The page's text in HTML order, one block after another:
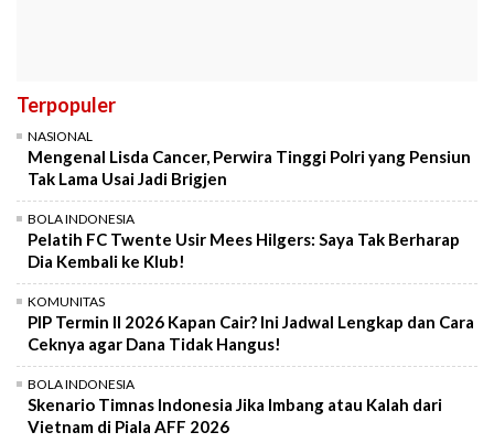
Terpopuler
NASIONAL
Mengenal Lisda Cancer, Perwira Tinggi Polri yang Pensiun
Tak Lama Usai Jadi Brigjen
BOLA INDONESIA
Pelatih FC Twente Usir Mees Hilgers: Saya Tak Berharap
Dia Kembali ke Klub!
KOMUNITAS
PIP Termin II 2026 Kapan Cair? Ini Jadwal Lengkap dan Cara
Ceknya agar Dana Tidak Hangus!
BOLA INDONESIA
Skenario Timnas Indonesia Jika Imbang atau Kalah dari
Vietnam di Piala AFF 2026